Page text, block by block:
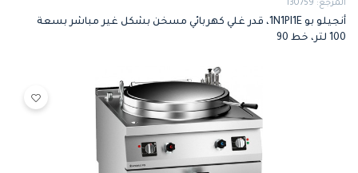
المرجع: 130759
أنجيلو بو 1N1PI1E، قدر غلي كهربائي مسخن بشكل غير مباشر بسعة
100 لتر، خط 90